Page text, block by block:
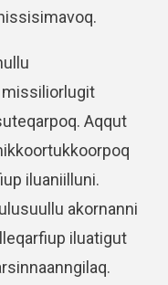
Aqqut
iluaniilluni.
akornanni
iluatigut